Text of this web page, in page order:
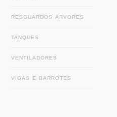
RESGUARDOS ÁRVORES
TANQUES
VENTILADORES
VIGAS E BARROTES